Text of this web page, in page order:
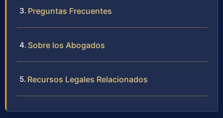
Preguntas Frecuentes
Sobre los Abogados
Recursos Legales Relacionados